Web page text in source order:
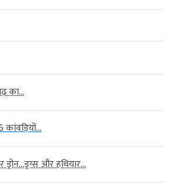
का...
कांवड़ियों...
और हथियार...